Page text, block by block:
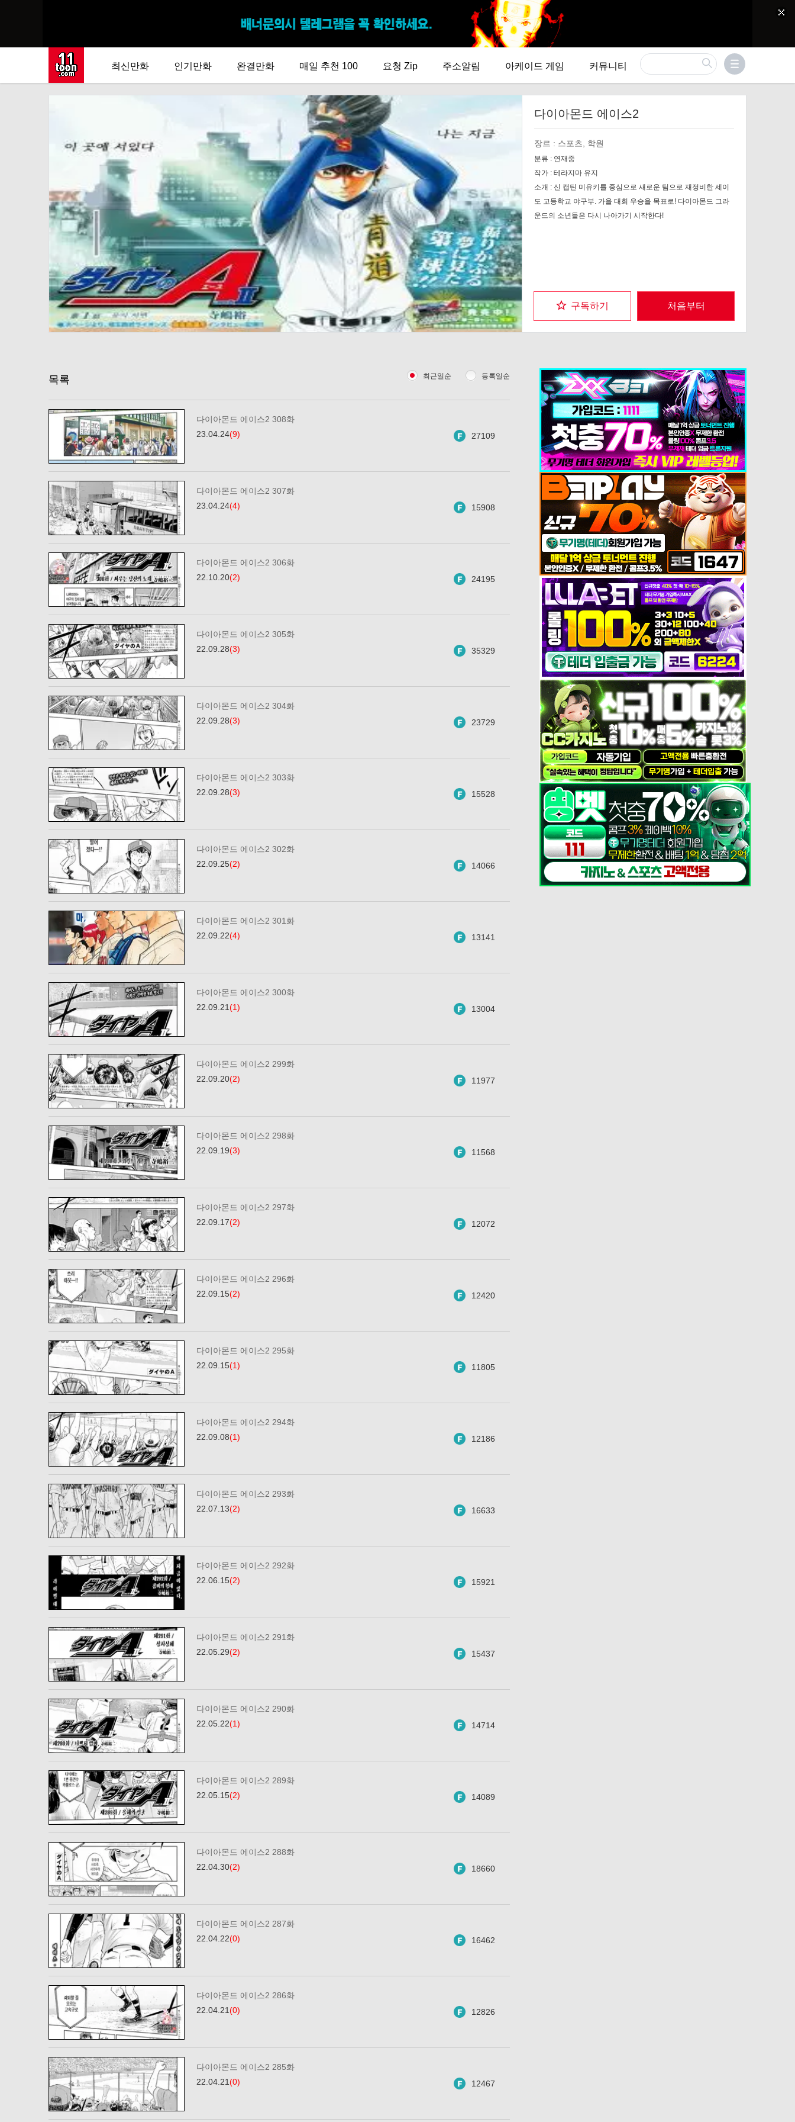
최신만화 인기만화 완결만화 매일 추천 100 요청 Zip 주소알림 아케이드 게임 커뮤니티
다이아몬드 에이스2
구독하기 처음부터
장르 : 스포츠, 학원
분류 : 연재중
작가 : 테라지마 유지
소개 : 신 캡틴 미유키를 중심으로 새로운 팀으로 재정비한 세이
도 고등학교 야구부. 가을 대회 우승을 목표로! 다이아몬드 그라
운드의 소년들은 다시 나아가기 시작한다!
목록 최근일순 등록일순
다이아몬드 에이스2 308화
23.04.24(9) 27109
다이아몬드 에이스2 307화
23.04.24(4) 15908
다이아몬드 에이스2 306화
22.10.20(2) 24195
다이아몬드 에이스2 305화
22.09.28(3) 35329
다이아몬드 에이스2 304화
22.09.28(3) 23729
다이아몬드 에이스2 303화
22.09.28(3) 15528
다이아몬드 에이스2 302화
22.09.25(2) 14066
다이아몬드 에이스2 301화
22.09.22(4) 13141
다이아몬드 에이스2 300화
22.09.21(1) 13004
다이아몬드 에이스2 299화
22.09.20(2) 11977
다이아몬드 에이스2 298화
22.09.19(3) 11568
다이아몬드 에이스2 297화
22.09.17(2) 12072
다이아몬드 에이스2 296화
22.09.15(2) 12420
다이아몬드 에이스2 295화
22.09.15(1) 11805
다이아몬드 에이스2 294화
22.09.08(1) 12186
다이아몬드 에이스2 293화
22.07.13(2) 16633
다이아몬드 에이스2 292화
22.06.15(2) 15921
다이아몬드 에이스2 291화
22.05.29(2) 15437
다이아몬드 에이스2 290화
22.05.22(1) 14714
다이아몬드 에이스2 289화
22.05.15(2) 14089
다이아몬드 에이스2 288화
22.04.30(2) 18660
다이아몬드 에이스2 287화
22.04.22(0) 16462
다이아몬드 에이스2 286화
22.04.21(0) 12826
다이아몬드 에이스2 285화
22.04.21(0) 12467